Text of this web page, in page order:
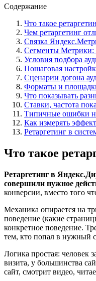
Содержание
Что такое
Чем ретаргетинг
Связка
Сегменты Метрики:
Условия подбора
Пошаговая
Сценарии догона
Форматы и
Что показывать
Ставки, частота
Типичные ошибки
Как измерять
Ретаргетинг в
Что такое
Ретаргетинг в
совершили нужное
конверсии, вместо того
Механика опирается на
поведение (какие
конкретное поведение.
тем, кто попал в нужный
Логика простая: человек
визита, у большинства
сайт, смотрит видео,